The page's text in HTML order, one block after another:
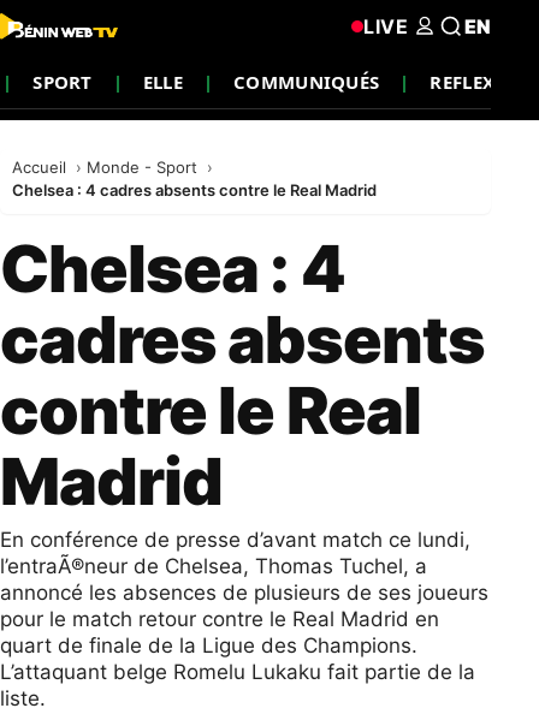
SPORT ELLE COMMUNIQUÉS REFLEXION
LIVE EN
Accueil
Monde - Sport
Chelsea : 4 cadres absents contre le Real Madrid
Chelsea : 4
cadres absents
contre le Real
Madrid
En conférence de presse d’avant match ce lundi,
l’entraÃ®neur de Chelsea, Thomas Tuchel, a
annoncé les absences de plusieurs de ses joueurs
pour le match retour contre le Real Madrid en
quart de finale de la Ligue des Champions.
L’attaquant belge Romelu Lukaku fait partie de la
liste.